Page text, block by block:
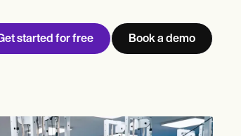
started for free Book a demo